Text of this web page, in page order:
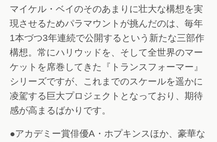
マイケル・ベイのそのあまりに壮大な構想を実
現させるためパラマウントが挑んだのは、毎年
1本づつ3年連続で公開するという新たな三部作
構想。常にハリウッドを、そして全世界のマー
ケットを席巻してきた『トランスフォーマー』
シリーズですが、これまでのスケールを遥かに
凌駕する巨大プロジェクトとなっており、期待
感が高まるばかりです。
●アカデミー賞俳優A・ホプキンスほか、豪華な